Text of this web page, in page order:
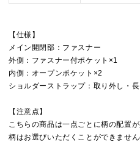
【仕様】
メイン開閉部：ファスナー
外側：ファスナー付ポケット×1
内側：オープンポケット×2
ショルダーストラップ：取り外し・
【注意点】
こちらの商品は一点ごとに柄の配置が
柄はお選びいただくことができませ